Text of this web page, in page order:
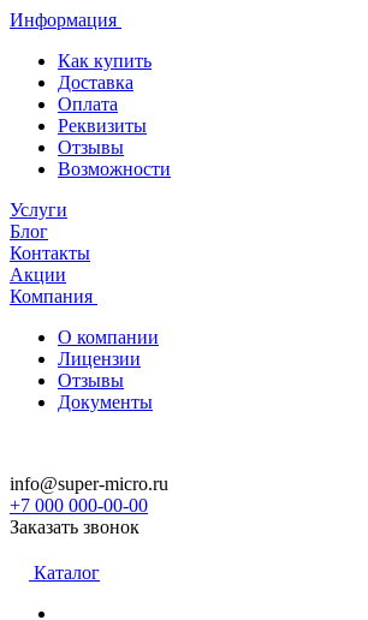
Информация
Как купить
Доставка
Оплата
Реквизиты
Отзывы
Возможности
Услуги
Блог
Контакты
Акции
Компания
О компании
Лицензии
Отзывы
Документы
info@super-micro.ru
+7 000 000-00-00
Заказать звонок
Каталог